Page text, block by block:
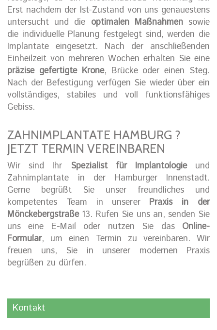
Erst nachdem der Ist-Zustand von uns genauestens
untersucht und die optimalen Maßnahmensowie
die individuelle Planung festgelegt sind, werden die
Implantate eingesetzt. Nach der anschließenden
Einheilzeit von mehreren Wochen erhalten Sie eine
präzise gefertigte Krone, Brücke oder einen Steg.
Nach der Befestigung verfügen Sie wieder über ein
vollständiges, stabiles und voll funktionsfähiges
Gebiss.
ZAHNIMPLANTATE HAMBURG ?
JETZT TERMIN VEREINBAREN
Wir sind Ihr Spezialist für Implantologieund
Zahnimplantate in der Hamburger Innenstadt.
Gerne begrüßt Sie unser freundliches und
kompetentes Team in unserer Praxis in der
Mönckebergstraße13. Rufen Sie uns an, senden Sie
uns eine E-Mail oder nutzen Sie das Online-
Formular, um einen Termin zu vereinbaren. Wir
freuen uns, Sie in unserer modernen Praxis
begrüßen zu dürfen.
Kontakt